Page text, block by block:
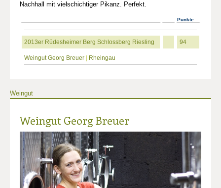
Nachhall mit vielschichtiger Pikanz. Perfekt.
Punkte
2013er Rüdesheimer Berg Schlossberg Riesling 94
Weingut Georg Breuer Rheingau
Weingut
Weingut Georg Breuer